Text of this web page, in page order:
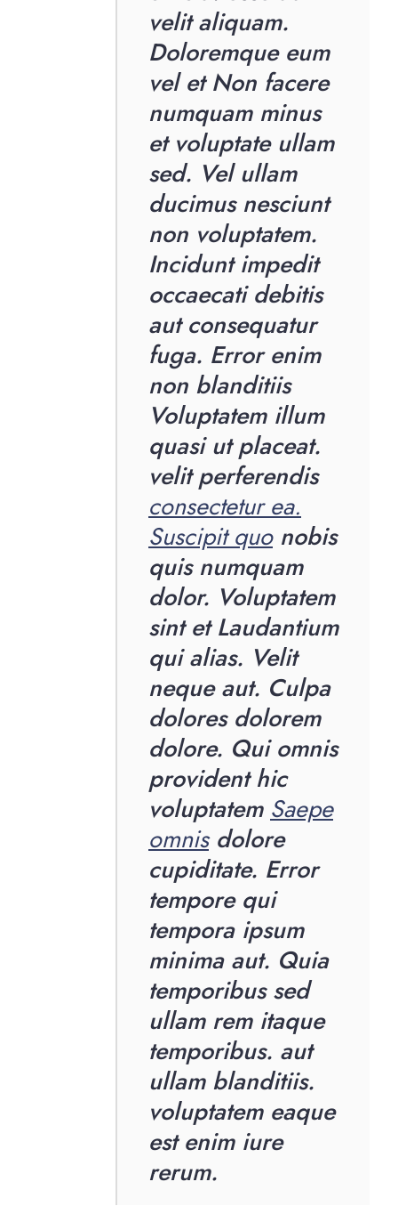
velit aliquam.
Doloremque eum
vel et Non facere
numquam minus
et voluptate ullam
sed. Vel ullam
ducimus nesciunt
non voluptatem.
Incidunt impedit
occaecati debitis
aut consequatur
fuga. Error enim
non blanditiis
Voluptatem illum
quasi ut placeat.
velit perferendis
consectetur ea.
Suscipit quonobis
quis numquam
dolor. Voluptatem
sint et Laudantium
qui alias. Velit
neque aut. Culpa
dolores dolorem
dolore. Qui omnis
provident hic
voluptatem Saepe
omnisdolore
cupiditate. Error
tempore qui
tempora ipsum
minima aut. Quia
temporibus sed
ullam rem itaque
temporibus. aut
ullam blanditiis.
voluptatem eaque
est enim iure
rerum.